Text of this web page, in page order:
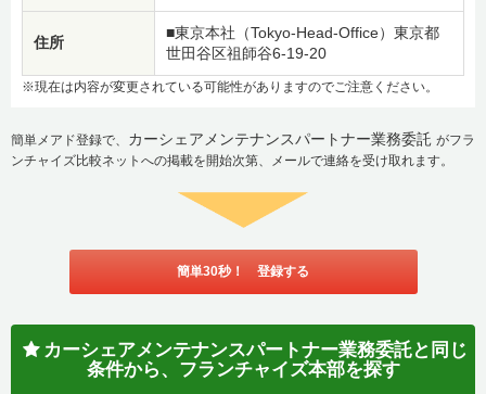
住所
■東京本社（Tokyo-Head-Office）東京都
世田谷区祖師谷6-19-20
※現在は内容が変更されている可能性がありますのでご注意ください。
簡単メアド登録で、 カーシェアメンテナンスパートナー業務委託 がフラ
ンチャイズ比較ネットへの掲載を開始次第、メールで連絡を受け取れます。
簡単30秒！ 登録する
カーシェアメンテナンスパートナー業務委託と同じ
条件から、フランチャイズ本部を探す